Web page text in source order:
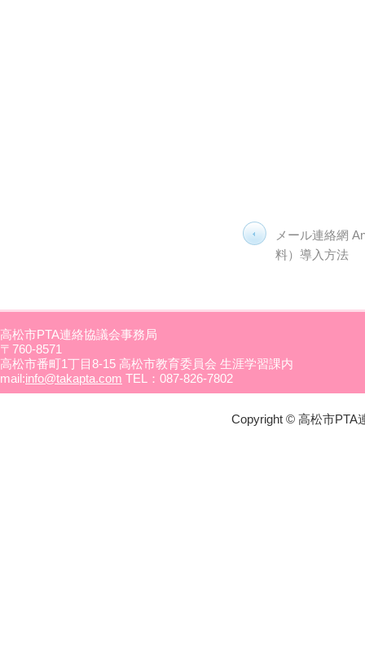
メール連絡網
料）導入方法
高松市PTA連絡協議会事務局
〒760-8571
高松市番町1丁目8-15 高松市教育委員会 生涯学習課内
mail:info@takapta.com TEL：087-826-7802
Copyright © 高松市PTA